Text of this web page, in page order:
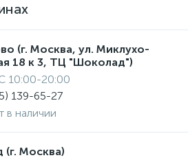
(г. Москва, ул. Миклухо-
18 к 3, ТЦ "Шоколад")
10:00-20:00
139-65-27
в наличии
(г. Москва)